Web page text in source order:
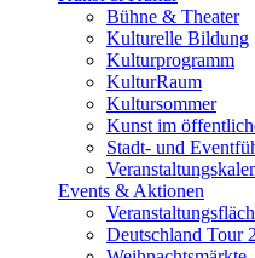
Bühne & Theater
Kulturelle Bildung
Kulturprogramm
KulturRaum
Kultursommer
Kunst im
Stadt- und
Events & Aktionen
Deutschland Tour